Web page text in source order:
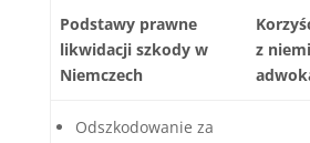
Podstawy prawne
likwidacji szkody w
Niemczech
z
Odszkodowanie za